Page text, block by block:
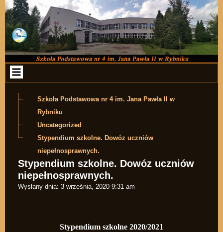
Przejdź do zawartości
Szkoła Podstawowa nr 4 im. Jana Pawła II w
Rybniku
Uncategorized
Stypendium szkolne. Dowóz uczniów
niepełnosprawnych.
Stypendium szkolne. Dowóz uczniów
niepełnosprawnych.
Wysłany dnia: 3 września, 2020 9:31 am
Stypendium szkolne 2020/2021